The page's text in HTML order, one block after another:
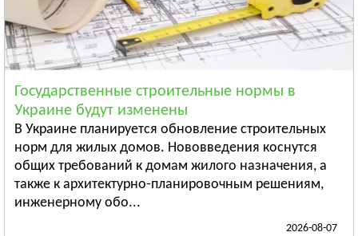
Берегово
Смотреть всё
ЗАПОРОЖСКАЯ ОБЛАСТЬ
Запорожье
Энергодар
Бердянск
Смотреть всё
ИВАНО-ФРАНКОВСКАЯ ОБЛАСТЬ
Ивано-Франковск
Болехов
Государственные строительные нормы в
Украине будут изменены
В Украине планируется обновление строительных
норм для жилых домов. Нововведения коснутся
общих требований к домам жилого назначения, а
также к архитектурно-планировочным решениям,
инженерному обо...
2026-08-07